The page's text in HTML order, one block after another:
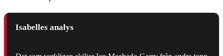
Isabelles analys